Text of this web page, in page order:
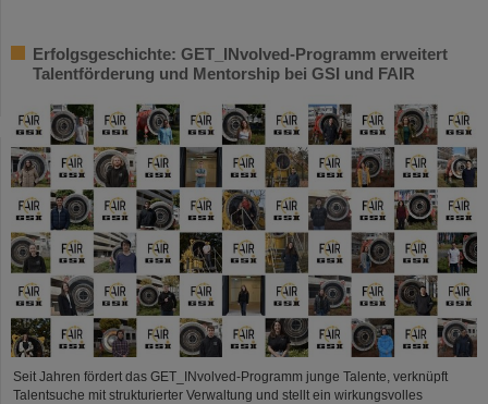
Erfolgsgeschichte: GET_INvolved-Programm erweitert
Talentförderung und Mentorship bei GSI und FAIR
Seit Jahren fördert das GET_INvolved-Programm junge Talente, verknüpft
Talentsuche mit strukturierter Verwaltung und stellt ein wirkungsvolles